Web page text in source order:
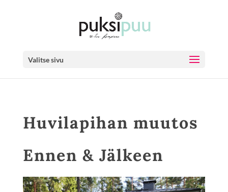
Valitse sivu
Huvilapihan muutos
Ennen & Jälkeen